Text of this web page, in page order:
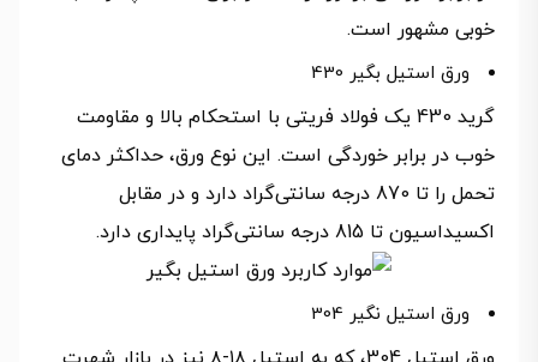
خوبی مشهور است.
ورق استیل بگیر 430
گرید 430 یک فولاد فریتی با استحکام بالا و مقاومت
خوب در برابر خوردگی است. این نوع ورق، حداکثر دمای
تحمل را تا 870 درجه سانتی‌گراد دارد و در مقابل
اکسیداسیون تا 815 درجه سانتی‌گراد پایداری دارد.
ورق استیل نگیر 304